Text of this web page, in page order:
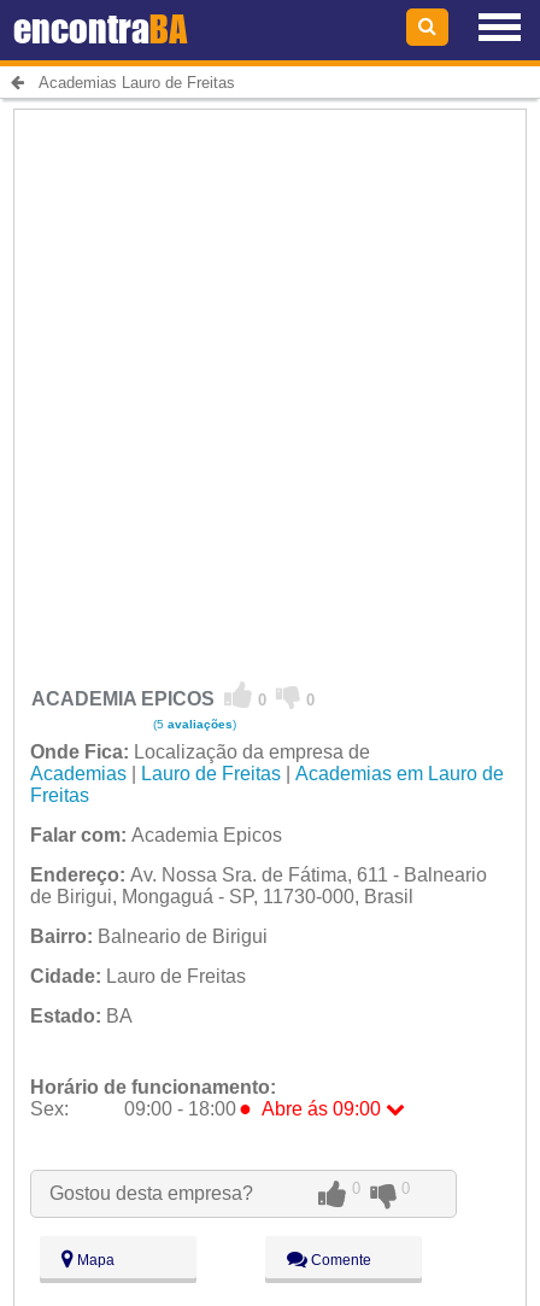
encontraBA
Academias Lauro de Freitas
ACADEMIA EPICOS 0 0
(5 avaliações)
Onde Fica: Localização da empresa de
Academias| Lauro de Freitas| Academias em Lauro de
Freitas
Falar com: Academia Epicos
Endereço: Av. Nossa Sra. de Fátima, 611 - Balneario
de Birigui, Mongaguá - SP, 11730-000, Brasil
Bairro: Balneario de Birigui
Cidade: Lauro de Freitas
Estado: BA
Horário de funcionamento:
Sex:
09:00 - 18:00 ● Abre ás 09:00
Qua:
09:00 - 18:00
Qui:
09:00 - 18:00
●
Sáb:
Dom:
Gostou desta empresa? 0 0
Mapa Comente